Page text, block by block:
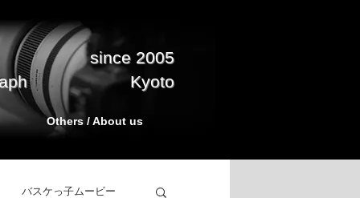
since 2005
Others / About us
Kyoto
バスケっ子ムービー